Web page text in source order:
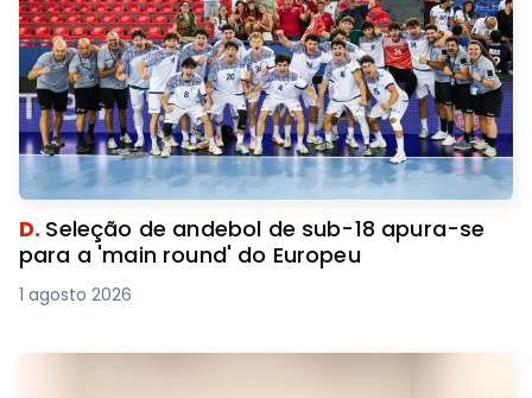
D. Seleção de andebol de sub-18 apura-se
para a 'main round' do Europeu
1 agosto 2026